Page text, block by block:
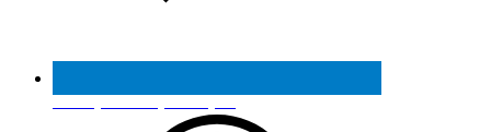
Реестр МинПромТорга